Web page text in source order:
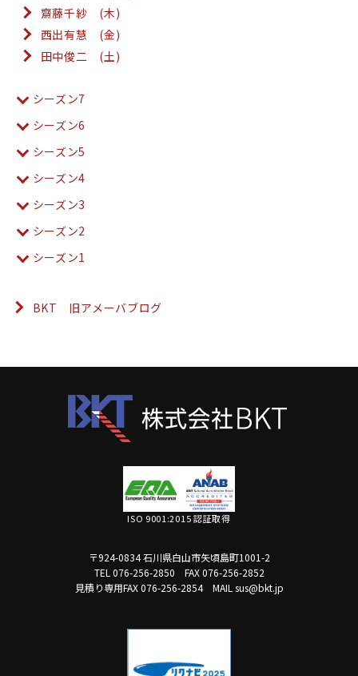
齋藤千紗 (木)
西出有慧 (金)
田中俊二 (土)
シーズン7
シーズン6
シーズン5
シーズン4
シーズン3
シーズン2
シーズン1
BKT 旧アメーバブログ
ISO 9001:2015 認証取得
〒924-0834 石川県白山市矢頃島町1001-2
TEL 076-256-2850
FAX 076-256-2852
見積り専用FAX 076-256-2854
MAIL sus@bkt.jp